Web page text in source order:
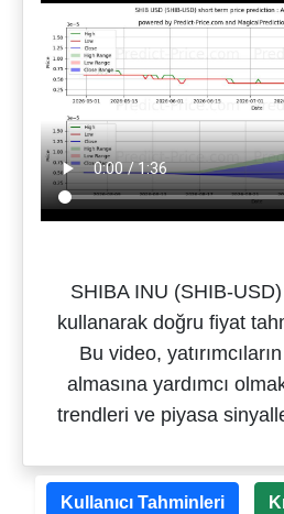
SHIBA INU (SHIB-
kullanarak doğru fiyat
Bu video,
almasına yardımcı
trendleri ve piyasa
Kullanıcı Tahminleri